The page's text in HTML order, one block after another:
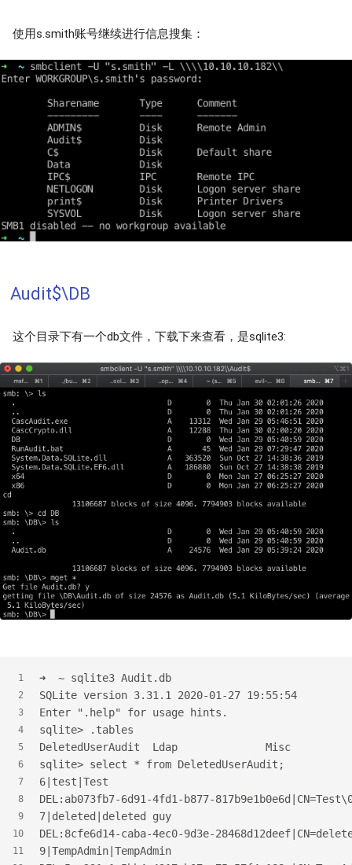
使用s.smith账号继续进行信息搜集：
Audit$\DB
这个目录下有一个db文件，下载下来查看，是sqlite3:
1
2
3
4
5
6
7
8
9
10
11
➜  ~ sqlite3 Audit.db
SQLite version 3.31.1 2020-01-27 19:55:54
Enter ".help" for usage hints.
sqlite> .tables
DeletedUserAudit  Ldap              Misc
sqlite> select * from DeletedUserAudit;
6|test|Test
DEL:ab073fb7-6d91-4fd1-b877-
7|deleted|deleted guy
DEL:8cfe6d14-caba-4ec0-9d3e-
9|TempAdmin|TempAdmin